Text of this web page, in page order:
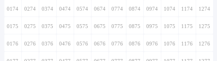
0174 0274 0374 0474 0574 0674 0774 0874 0974 1074 1174 1274
0175 0275 0375 0475 0575 0675 0775 0875 0975 1075 1175 1275
0176 0276 0376 0476 0576 0676 0776 0876 0976 1076 1176 1276